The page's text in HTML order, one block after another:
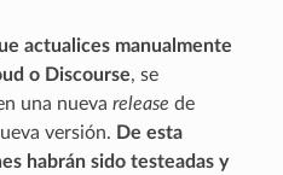
actualices manualmente
o Discourse, se
una nueva release de
versión. De esta
habrán sido testeadas y